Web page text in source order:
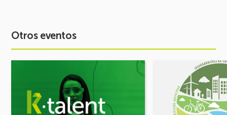
Otros eventos
STEAM
MOVILIDAD